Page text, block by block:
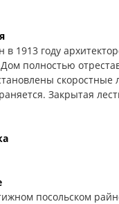
1913 году
полностью
Закрытая
посольском